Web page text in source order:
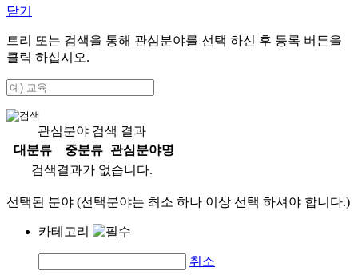
닫기
트리 또는 검색을 통해 관심분야를 선택 하신 후 등록 버튼을
클릭 하십시오.
관심분야 검색 결과
대분류
중분류
관심분야명
검색결과가 없습니다.
선택된 분야 (선택분야는 최소 하나 이상 선택 하셔야 합니다.)
카테고리
취소